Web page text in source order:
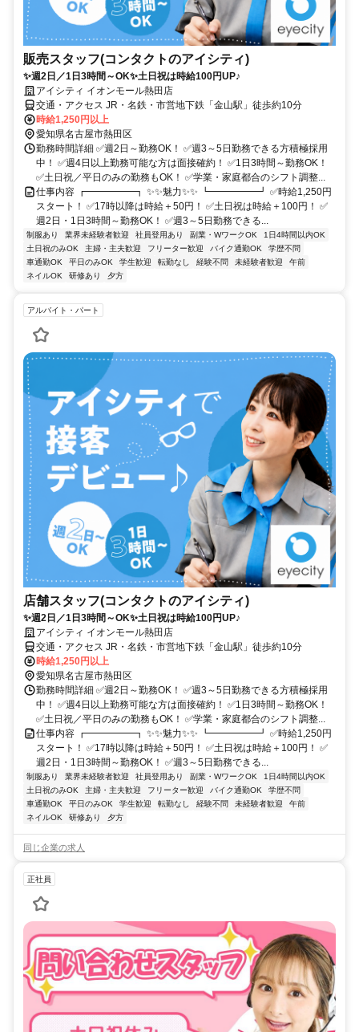
販売スタッフ(コンタクトのアイシティ)
✨週2日／1日3時間～OK✨土日祝は時給100円UP♪
アイシティ イオンモール熱田店
交通・アクセス JR・名鉄・市営地下鉄「金山駅」徒歩約10分
時給1,250円以上
愛知県名古屋市熱田区
勤務時間詳細 ✅週2日～勤務OK！ ✅週3～5日勤務できる方積極採用
中！ ✅週4日以上勤務可能な方は面接確約！ ✅1日3時間～勤務OK！
✅土日祝／平日のみの勤務もOK！ ✅学業・家庭都合のシフト調整...
仕事内容 ┏━━━━━┓ ✨✨魅力✨✨ ┗━━━━━┛ ✅時給1,250円
スタート！ ✅17時以降は時給＋50円！ ✅土日祝は時給＋100円！ ✅
週2日・1日3時間～勤務OK！ ✅週3～5日勤務できる...
制服あり 業界未経験者歓迎 社員登用あり 副業・WワークOK
1日4時間以内OK
土日祝のみOK
主婦・主夫歓迎 フリーター歓迎 バイク通勤OK
学歴不問
車通勤OK
平日のみOK 学生歓迎 転勤なし 経験不問 未経験者歓迎
午前
ネイルOK
研修あり 夕方
アルバイト・パート
店舗スタッフ(コンタクトのアイシティ)
✨週2日／1日3時間～OK✨土日祝は時給100円UP♪
アイシティ イオンモール熱田店
交通・アクセス JR・名鉄・市営地下鉄「金山駅」徒歩約10分
時給1,250円以上
愛知県名古屋市熱田区
勤務時間詳細 ✅週2日～勤務OK！ ✅週3～5日勤務できる方積極採用
中！ ✅週4日以上勤務可能な方は面接確約！ ✅1日3時間～勤務OK！
✅土日祝／平日のみの勤務もOK！ ✅学業・家庭都合のシフト調整...
仕事内容 ┏━━━━━┓ ✨✨魅力✨✨ ┗━━━━━┛ ✅時給1,250円
スタート！ ✅17時以降は時給＋50円！ ✅土日祝は時給＋100円！ ✅
週2日・1日3時間～勤務OK！ ✅週3～5日勤務できる...
制服あり 業界未経験者歓迎 社員登用あり 副業・WワークOK
1日4時間以内OK
土日祝のみOK
主婦・主夫歓迎 フリーター歓迎 バイク通勤OK
学歴不問
車通勤OK
平日のみOK 学生歓迎 転勤なし 経験不問 未経験者歓迎
午前
ネイルOK
研修あり 夕方
同じ企業の求人
正社員